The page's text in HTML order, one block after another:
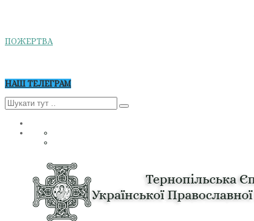
ПОЖЕРТВА
НАШ ТЕЛЕГРАМ